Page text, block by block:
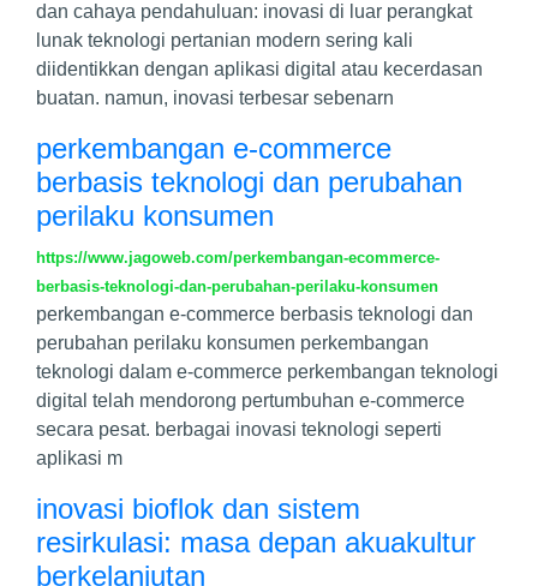
dan cahaya pendahuluan: inovasi di luar perangkat
lunak teknologi pertanian modern sering kali
diidentikkan dengan aplikasi digital atau kecerdasan
buatan. namun, inovasi terbesar sebenarn
perkembangan e-commerce
berbasis teknologi dan perubahan
perilaku konsumen
https://www.jagoweb.com/perkembangan-ecommerce-
berbasis-teknologi-dan-perubahan-perilaku-konsumen
perkembangan e-commerce berbasis teknologi dan
perubahan perilaku konsumen perkembangan
teknologi dalam e-commerce perkembangan teknologi
digital telah mendorong pertumbuhan e-commerce
secara pesat. berbagai inovasi teknologi seperti
aplikasi m
inovasi bioflok dan sistem
resirkulasi: masa depan akuakultur
berkelanjutan